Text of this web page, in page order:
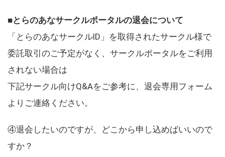
■とらのあなサークルポータルの退会について
「とらのあなサークルID」を取得されたサークル様で
委託取引のご予定がなく、サークルポータルをご利用
されない場合は
下記サークル向けQ&Aをご参考に、退会専用フォーム
よりご連絡ください。
④退会したいのですが、どこから申し込めばいいので
すか？